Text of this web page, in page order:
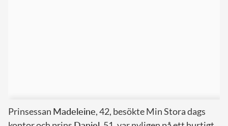
Prinsessan Madeleine, 42, besökte Min Stora dags